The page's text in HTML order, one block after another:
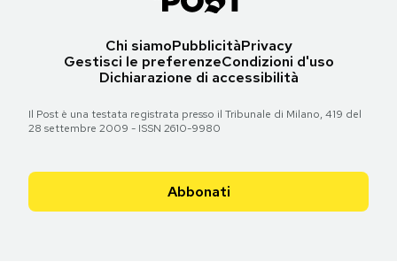
Chi siamoPubblicitàPrivacy
Gestisci le preferenzeCondizioni d'uso
Dichiarazione di accessibilità
Il Post è una testata registrata presso il Tribunale di Milano, 419 del
28 settembre 2009 - ISSN 2610-9980
Abbonati